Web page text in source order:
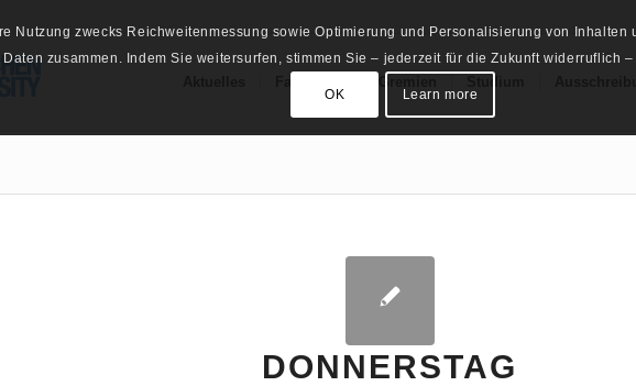
DONNERSTAG
Nutzung zwecks Reichweitenmessung sowie Optimierung und Personalisierung von
zusammen. Indem Sie weitersurfen, stimmen Sie – jederzeit für die Zukunft widerruflich
OK Learn more